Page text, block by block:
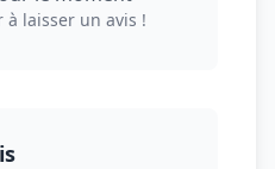
à laisser un avis !